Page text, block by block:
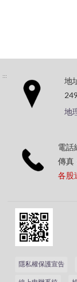
:::
地
地
電話
傳真
各股
隱私權保護宣告